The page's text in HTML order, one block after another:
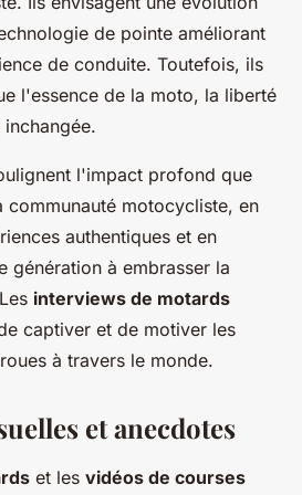
de pointe améliorant
de conduite. Toutefois, ils
l'essence de la moto, la liberté
l'impact profond que
communauté motocycliste, en
authentiques et en
génération à embrasser la
interviews de motards
captiver et de motiver les
à travers le monde.
et anecdotes
et les vidéos de courses